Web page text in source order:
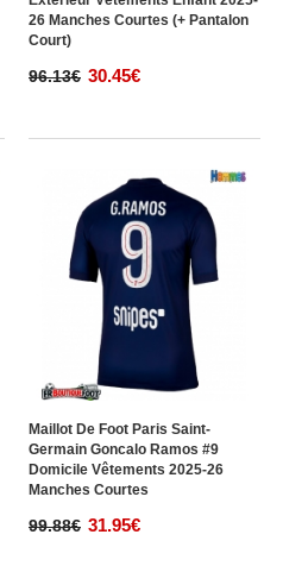
26 Manches Courtes (+ Pantalon
Court)
96.13€ 30.45€
Maillot De Foot Paris Saint-
Germain Goncalo Ramos #9
Domicile Vêtements 2025-26
Manches Courtes
99.88€ 31.95€